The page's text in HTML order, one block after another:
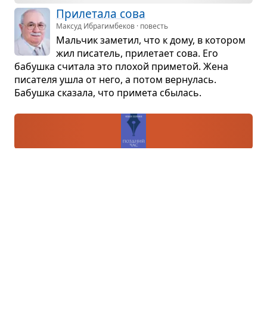
При­ле­тала сова
Максуд Ибрагимбеков · повесть
Маль­чик заме­тил, что к дому, в кото­ром
жил писа­тель, при­ле­тает сова. Его
бабушка счи­тала это пло­хой при­ме­той. Жена
писа­теля ушла от него, а потом вер­ну­лась.
Бабушка ска­зала, что при­мета сбы­лась.